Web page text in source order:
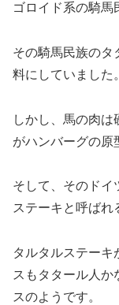
ゴロイド系の騎馬
その騎馬民族のタ
料にしていました。
しかし、馬の肉
がハンバーグの原
そして、そのドイ
ステーキと呼ばれ
タルタルステーキ
スもタタール人か
スのようです。